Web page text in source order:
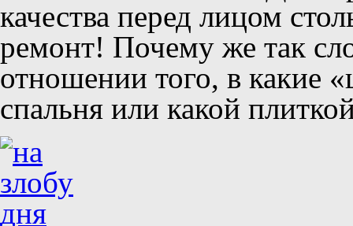
качества перед лицом
ремонт! Почему же так
отношении того, в какие
спальня или какой